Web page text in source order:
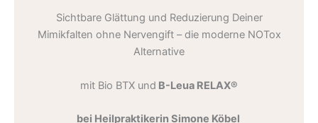
Sichtbare Glättung und Reduzierung Deiner
Mimikfalten ohne Nervengift – die moderne NOTox
Alternative
mit Bio BTX und B-Leua RELAX®
bei Heilpraktikerin Simone Köbel